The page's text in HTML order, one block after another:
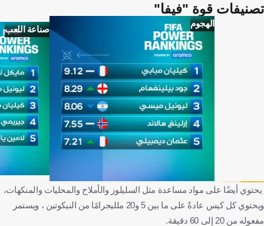
تصنيفات قوة "فيفا"
الهجوم
صناعة اللعب
يحتوي أيضًا على مواد مساعدة مثل السليلوز والأملاح والمحليات والمنكهات،
ويحتوي كل كيس عادةً على ما بين 5 و20 ملليجرامًا من النيكوتين ، ويستمر
مفعوله من 20 إلى 60 دقيقة.